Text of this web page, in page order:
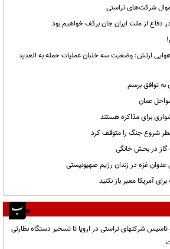
دفاع از ملت ایران جان برکف خواهیم بود
ارتش: وضعیت سه خلبان عملیات حمله به العدید
به توافق برسم
عمان
برای مذاکره هستند
شروع جنگ را متوقف کرد
در بخش خانگی
غزه در زندان رژیم صهیونیستی
آمریکا معبر باز نکنید
شرکتهای تراستی در اروپا تا تسخیر دستگاه نظارتی